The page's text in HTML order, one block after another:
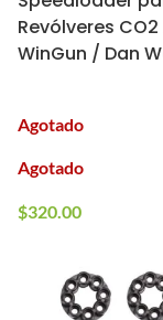
Revólveres CO2
WinGun / Dan
Agotado
Agotado
$320.00